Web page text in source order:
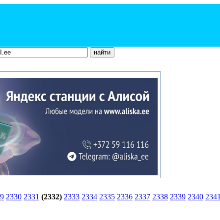
2330 2331 (2332) 2333 2334 2335 2336 2337 2338 2339 2340 2341